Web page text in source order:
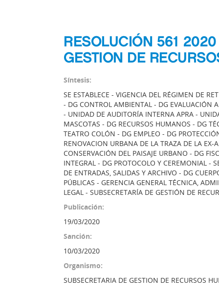
RESOLUCIÓN 561
GESTION DE
Síntesis:
SE ESTABLECE - VIGENCIA DEL RÉGIMEN DE
- DG CONTROL AMBIENTAL - DG EVALUACIÓN
- UNIDAD DE AUDITORÍA INTERNA APRA -
MASCOTAS - DG RECURSOS HUMANOS - DG
TEATRO COLÓN - DG EMPLEO - DG
RENOVACION URBANA DE LA TRAZA DE LA
CONSERVACIÓN DEL PAISAJE URBANO - DG
INTEGRAL - DG PROTOCOLO Y CEREMONIAL -
DE ENTRADAS, SALIDAS Y ARCHIVO - DG
PÚBLICAS - GERENCIA GENERAL TÉCNICA,
LEGAL - SUBSECRETARÍA DE GESTIÓN DE
Publicación:
19/03/2020
Sanción:
10/03/2020
Organismo:
SUBSECRETARIA DE GESTION DE RECURSOS